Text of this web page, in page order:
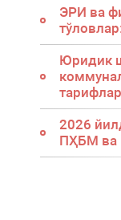
ЭРИ ва
Юридик
2026
ПҲБМ ва